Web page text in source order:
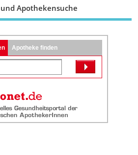
Apothekensuche
Apotheke finden